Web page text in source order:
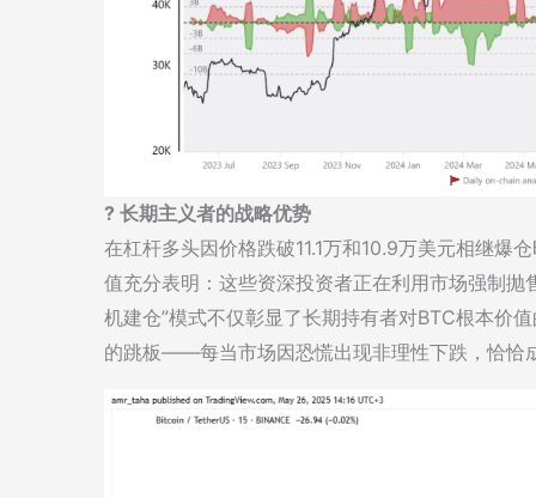
? 长期主义者的战略优势
在杠杆多头因价格跌破11.1万和10.9万美元相继爆
值充分表明：这些资深投资者正在利用市场强制
机建仓”模式不仅彰显了长期持有者对BTC根本价
的跳板——每当市场因恐慌出现非理性下跌，恰恰